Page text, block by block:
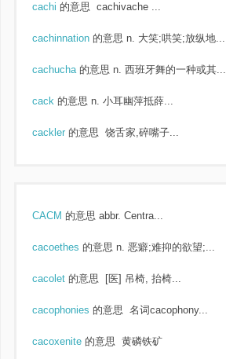
cachi 的意思 cachivache ...
cachinnation 的意思 n. 大笑;哄笑;放纵地...
cachucha 的意思 n. 西班牙舞的一种或其...
cack 的意思 n. 小耳幽萍抵薛...
cackler 的意思 饶舌家,碎嘴子...
CACM 的意思 abbr. Centra...
cacoethes 的意思 n. 恶癖;难抑的欲望;...
cacolet 的意思 [医] 吊椅, 抬椅...
cacophonies 的意思 名词cacophony...
cacoxenite 的意思 黄磷铁矿